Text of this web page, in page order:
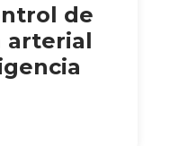
de
arterial